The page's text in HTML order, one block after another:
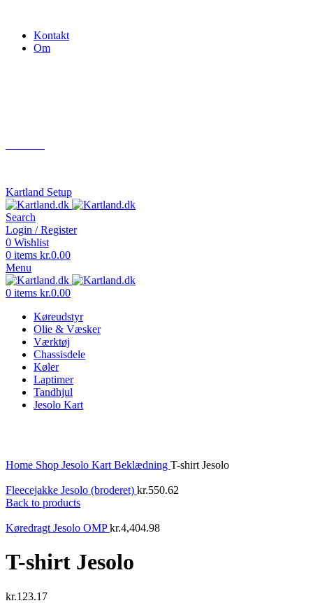
Kontakt
Om
Kartland Setup
Search
Login / Register
0 Wishlist
0 items kr.0.00
Menu
0 items kr.0.00
Køreudstyr
Olie & Væsker
Værktøj
Chassisdele
Køler
Laptimer
Tandhjul
Jesolo Kart
Home Shop Jesolo Kart Beklædning T-shirt Jesolo
Fleecejakke Jesolo (broderet) kr.550.62
Back to products
Køredragt Jesolo OMPkr.4,404.98
T-shirt Jesolo
kr.123.17